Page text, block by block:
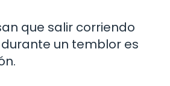
que salir corriendo
un temblor es